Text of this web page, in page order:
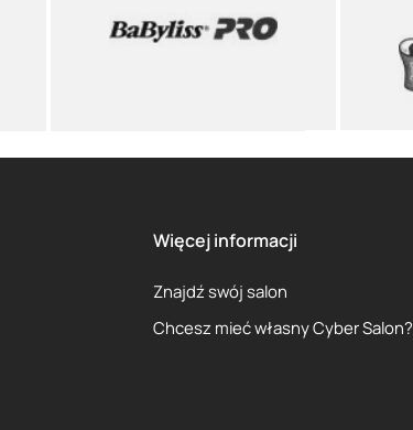
Więcej informacji
Znajdź swój salon
Chcesz mieć własny Cyber Salon?